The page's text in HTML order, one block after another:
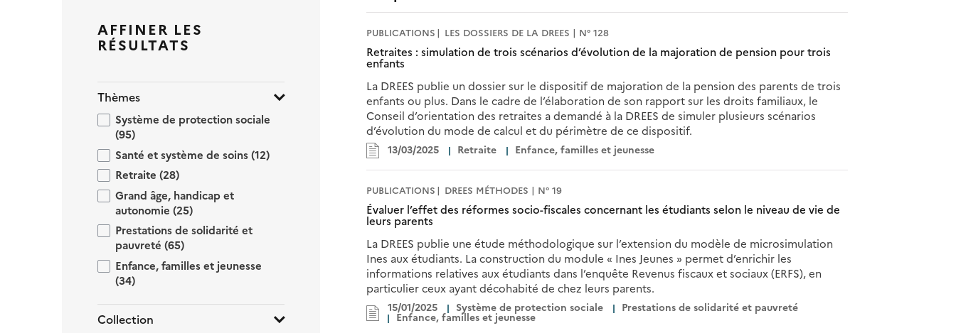
AFFINER LES
RÉSULTATS
Thèmes
Système de protection sociale
(95)
Santé et système de soins(12)
Retraite (28)
Grand âge, handicap et
autonomie (25)
Prestations de solidarité et
pauvreté (65)
Enfance, familles et jeunesse
(34)
Collection
PUBLICATIONS LES DOSSIERS DE LA DREES | N° 128
Retraites : simulation de trois scénarios d’évolution de la majoration de pension pour trois
enfants
La DREES publie un dossier sur le dispositif de majoration de la pension des parents de trois
enfants ou plus. Dans le cadre de l’élaboration de son rapport sur les droits familiaux, le
Conseil d’orientation des retraites a demandé à la DREES de simuler plusieurs scénarios
d’évolution du mode de calcul et du périmètre de ce dispositif.
13/03/2025 Retraite Enfance, familles et jeunesse
PUBLICATIONS DREES MÉTHODES | N° 19
Évaluer l’effet des réformes socio-fiscales concernant les étudiants selon le niveau de vie de
leurs parents
La DREES publie une étude méthodologique sur l’extension du modèle de microsimulation
Ines aux étudiants. La construction du module « Ines Jeunes » permet d’enrichir les
informations relatives aux étudiants dans l’enquête Revenus fiscaux et sociaux (ERFS), en
particulier ceux ayant décohabité de chez leurs parents.
15/01/2025 Système de protection sociale Prestations de solidarité et pauvreté
Enfance, familles et jeunesse